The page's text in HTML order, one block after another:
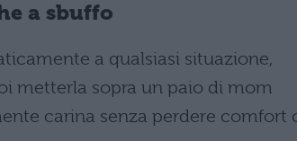
a sbuffo
a qualsiasi situazione,
metterla sopra un paio di mom
carina senza perdere comfort